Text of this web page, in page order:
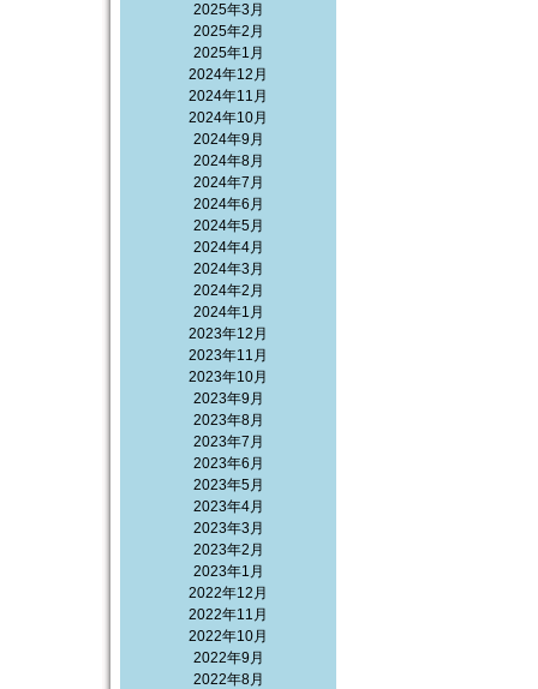
2025年3月
2025年2月
2025年1月
2024年12月
2024年11月
2024年10月
2024年9月
2024年8月
2024年7月
2024年6月
2024年5月
2024年4月
2024年3月
2024年2月
2024年1月
2023年12月
2023年11月
2023年10月
2023年9月
2023年8月
2023年7月
2023年6月
2023年5月
2023年4月
2023年3月
2023年2月
2023年1月
2022年12月
2022年11月
2022年10月
2022年9月
2022年8月